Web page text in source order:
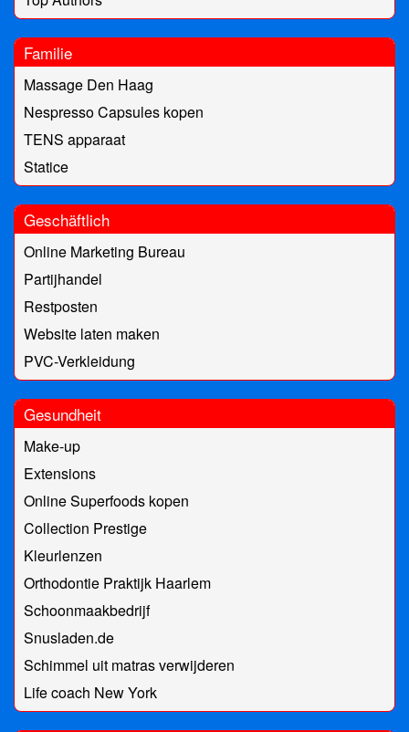
Familie
Massage Den Haag
Nespresso Capsules kopen
TENS apparaat
Statice
Geschäftlich
Online Marketing Bureau
Partijhandel
Restposten
Website laten maken
PVC-Verkleidung
Gesundheit
Make-up
Extensions
Online Superfoods kopen
Collection Prestige
Kleurlenzen
Orthodontie Praktijk Haarlem
Schoonmaakbedrijf
Snusladen.de
Schimmel uit matras verwijderen
Life coach New York